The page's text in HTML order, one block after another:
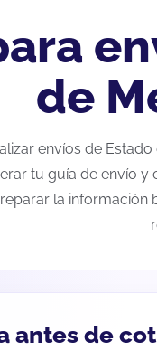
de
envíos de
tu guía de envío
la información
antes de